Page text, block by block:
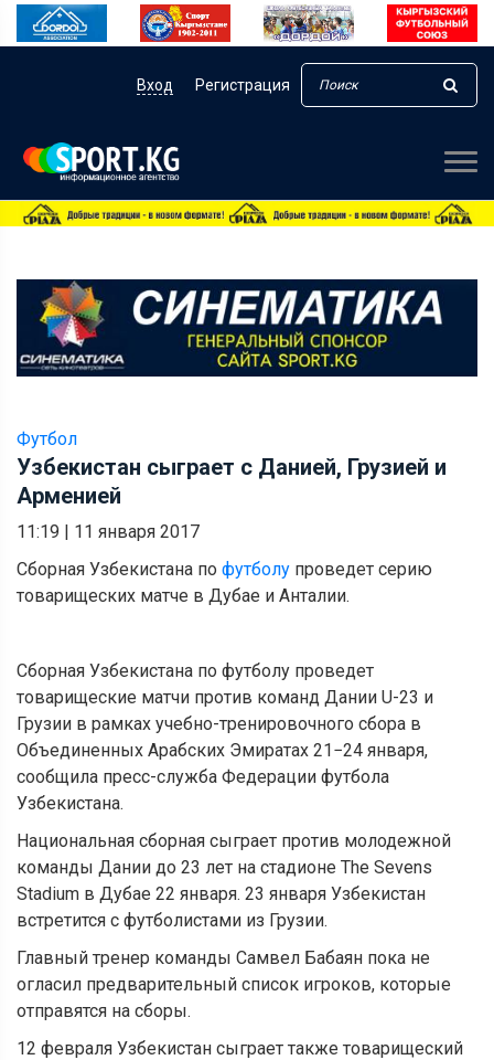
Вход Регистрация
Футбол
Узбекистан сыграет с Данией, Грузией и
Арменией
11:19 | 11 января 2017
Сборная Узбекистана по футболу проведет серию
товарищеских матче в Дубае и Анталии.
Сборная Узбекистана по футболу проведет
товарищеские матчи против команд Дании U-23 и
Грузии в рамках учебно-тренировочного сбора в
Объединенных Арабских Эмиратах 21−24 января,
сообщила пресс-служба Федерации футбола
Узбекистана.
Национальная сборная сыграет против молодежной
команды Дании до 23 лет на стадионе The Sevens
Stadium в Дубае 22 января. 23 января Узбекистан
встретится с футболистами из Грузии.
Главный тренер команды Самвел Бабаян пока не
огласил предварительный список игроков, которые
отправятся на сборы.
12 февраля Узбекистан сыграет также товарищеский